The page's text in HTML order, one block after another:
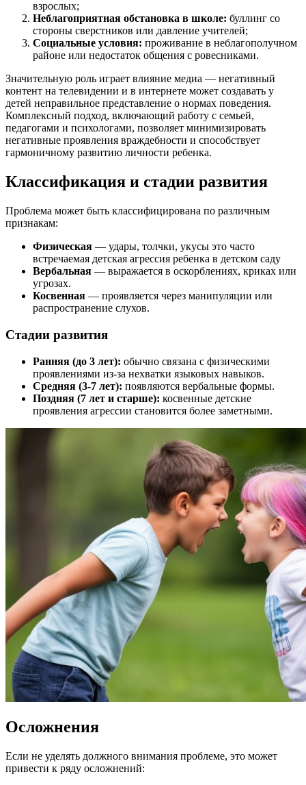
взрослых;
Неблагоприятная обстановка в школе: буллинг со
стороны сверстников или давление учителей;
Социальные условия: проживание в неблагополучном
районе или недостаток общения с ровесниками.
Значительную роль играет влияние медиа — негативный
контент на телевидении и в интернете может создавать у
детей неправильное представление о нормах поведения.
Комплексный подход, включающий работу с семьей,
педагогами и психологами, позволяет минимизировать
негативные проявления враждебности и способствует
гармоничному развитию личности ребенка.
Классификация и стадии развития
Проблема может быть классифицирована по различным
признакам:
Физическая — удары, толчки, укусы это часто
встречаемая детская агрессия ребенка в детском саду
Вербальная — выражается в оскорблениях, криках или
угрозах.
Косвенная — проявляется через манипуляции или
распространение слухов.
Стадии развития
Ранняя (до 3 лет): обычно связана с физическими
проявлениями из-за нехватки языковых навыков.
Средняя (3-7 лет): появляются вербальные формы.
Поздняя (7 лет и старше): косвенные детские
проявления агрессии становится более заметными.
Осложнения
Если не уделять должного внимания проблеме, это может
привести к ряду осложнений: